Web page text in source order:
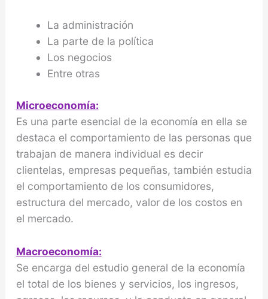
La administración
La parte de la política
Los negocios
Entre otras
Microeconomía:
Es una parte esencial de la economía en ella se
destaca el comportamiento de las personas que
trabajan de manera individual es decir
clientelas, empresas pequeñas, también estudia
el comportamiento de los consumidores,
estructura del mercado, valor de los costos en
el mercado.
Macroeconomía:
Se encarga del estudio general de la economía
el total de los bienes y servicios, los ingresos,